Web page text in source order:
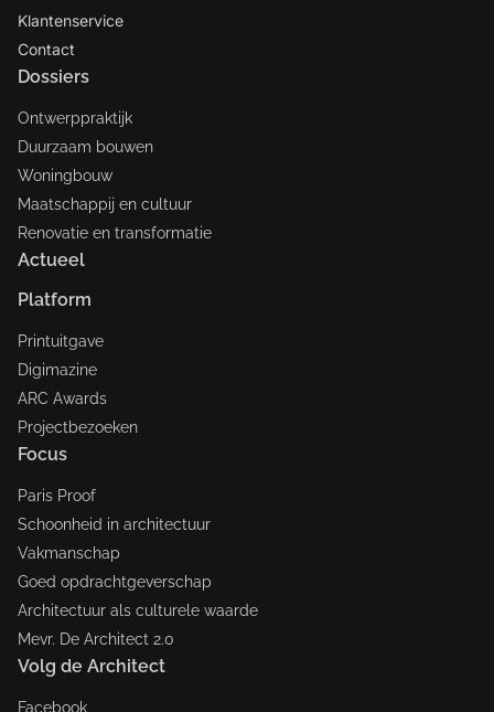
Klantenservice
Contact
Dossiers
Ontwerppraktijk
Duurzaam bouwen
Woningbouw
Maatschappij en cultuur
Renovatie en transformatie
Actueel
Platform
Printuitgave
Digimazine
ARC Awards
Projectbezoeken
Focus
Paris Proof
Schoonheid in architectuur
Vakmanschap
Goed opdrachtgeverschap
Architectuur als culturele waarde
Mevr. De Architect 2.0
Volg de Architect
Facebook